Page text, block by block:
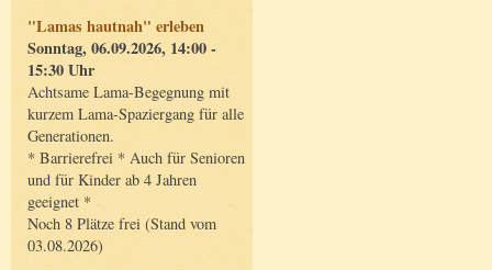
"Lamas hautnah" erleben
Sonntag, 06.09.2026, 14:00 -
15:30 Uhr
Achtsame Lama-Begegnung mit
kurzem Lama-Spaziergang für alle
Generationen.
* Barrierefrei * Auch für Senioren
und für Kinder ab 4 Jahren
geeignet *
Noch 8 Plätze frei (Stand vom
03.08.2026)